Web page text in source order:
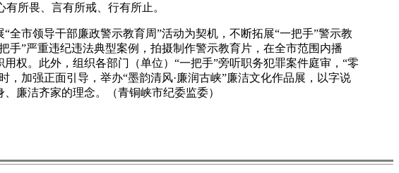
所畏、言有所戒、行有所止。
市领导干部廉政警示教育周”活动为契机，不断拓展“一把手”警示教
手”严重违纪违法典型案例，拍摄制作警示教育片，在全市范围内播
权。此外，组织各部门（单位）“一把手”旁听职务犯罪案件庭审，“零
加强正面引导，举办“墨韵清风·廉润古峡”廉洁文化作品展，以字说
廉洁齐家的理念。（青铜峡市纪委监委）